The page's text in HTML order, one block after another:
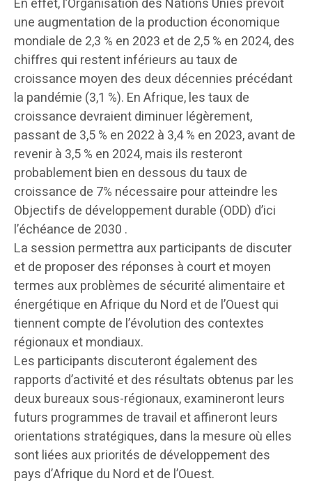
En effet, l’Organisation des Nations Unies prévoit
une augmentation de la production économique
mondiale de 2,3 % en 2023 et de 2,5 % en 2024, des
chiffres qui restent inférieurs au taux de
croissance moyen des deux décennies précédant
la pandémie (3,1 %). En Afrique, les taux de
croissance devraient diminuer légèrement,
passant de 3,5 % en 2022 à 3,4 % en 2023, avant de
revenir à 3,5 % en 2024, mais ils resteront
probablement bien en dessous du taux de
croissance de 7% nécessaire pour atteindre les
Objectifs de développement durable (ODD) d’ici
l’échéance de 2030 .
La session permettra aux participants de discuter
et de proposer des réponses à court et moyen
termes aux problèmes de sécurité alimentaire et
énergétique en Afrique du Nord et de l’Ouest qui
tiennent compte de l’évolution des contextes
régionaux et mondiaux.
Les participants discuteront également des
rapports d’activité et des résultats obtenus par les
deux bureaux sous-régionaux, examineront leurs
futurs programmes de travail et affineront leurs
orientations stratégiques, dans la mesure où elles
sont liées aux priorités de développement des
pays d’Afrique du Nord et de l’Ouest.